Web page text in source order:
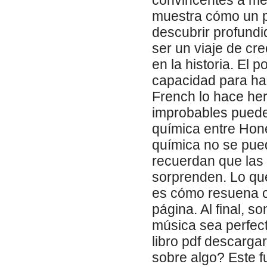
muestra cómo un
descubrir
ser un viaje de
en la historia. El
capacidad para
French lo hace
improbables
química entre
química no se
recuerdan que
sorprenden. Lo
es cómo resuena
página. Al final,
música sea
libro pdf
sobre algo? Este